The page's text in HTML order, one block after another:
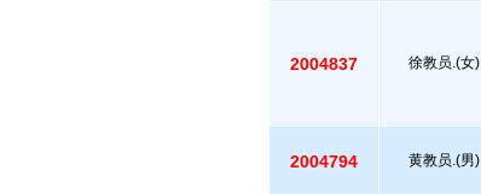
2004837 徐教员.(女)
2004794 黄教员.(男)